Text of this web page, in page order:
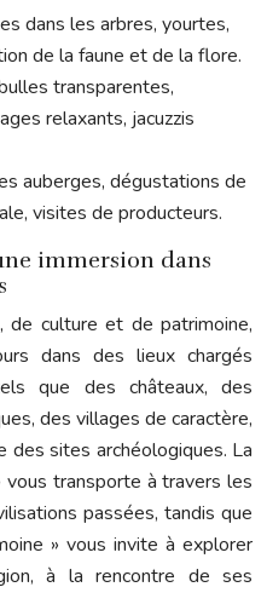
dans les arbres, yourtes,
de la faune et de la flore.
transparentes,
relaxants, jacuzzis
auberges, dégustations de
visites de producteurs.
immersion dans
de culture et de patrimoine,
dans des lieux chargés
que des châteaux, des
des villages de caractère,
des sites archéologiques. La
vous transporte à travers les
passées, tandis que
» vous invite à explorer
à la rencontre de ses